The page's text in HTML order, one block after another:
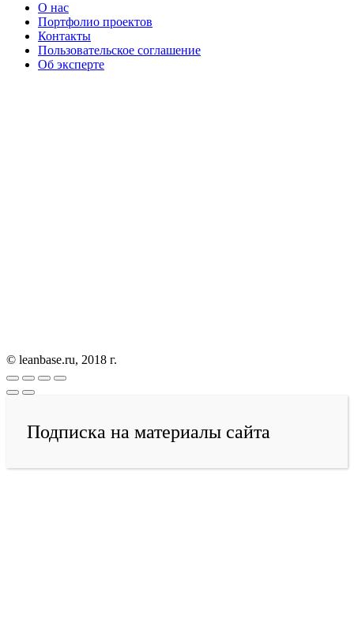
О нас
Портфолио проектов
Контакты
Пользовательское соглашение
Об эксперте
© leanbase.ru, 2018 г.
Подписка на материалы сайта